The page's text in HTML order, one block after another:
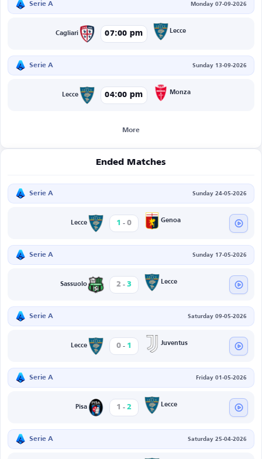
Serie A Monday 07-09-2026
Cagliari 07:00 pm Lecce
Serie A Sunday 13-09-2026
Lecce 04:00 pm Monza
More
Ended Matches
Serie A Sunday 24-05-2026
Lecce 1 - 0 Genoa
Serie A Sunday 17-05-2026
Sassuolo 2 - 3 Lecce
Serie A Saturday 09-05-2026
Lecce 0 - 1 Juventus
Serie A Friday 01-05-2026
Pisa 1 - 2 Lecce
Serie A Saturday 25-04-2026